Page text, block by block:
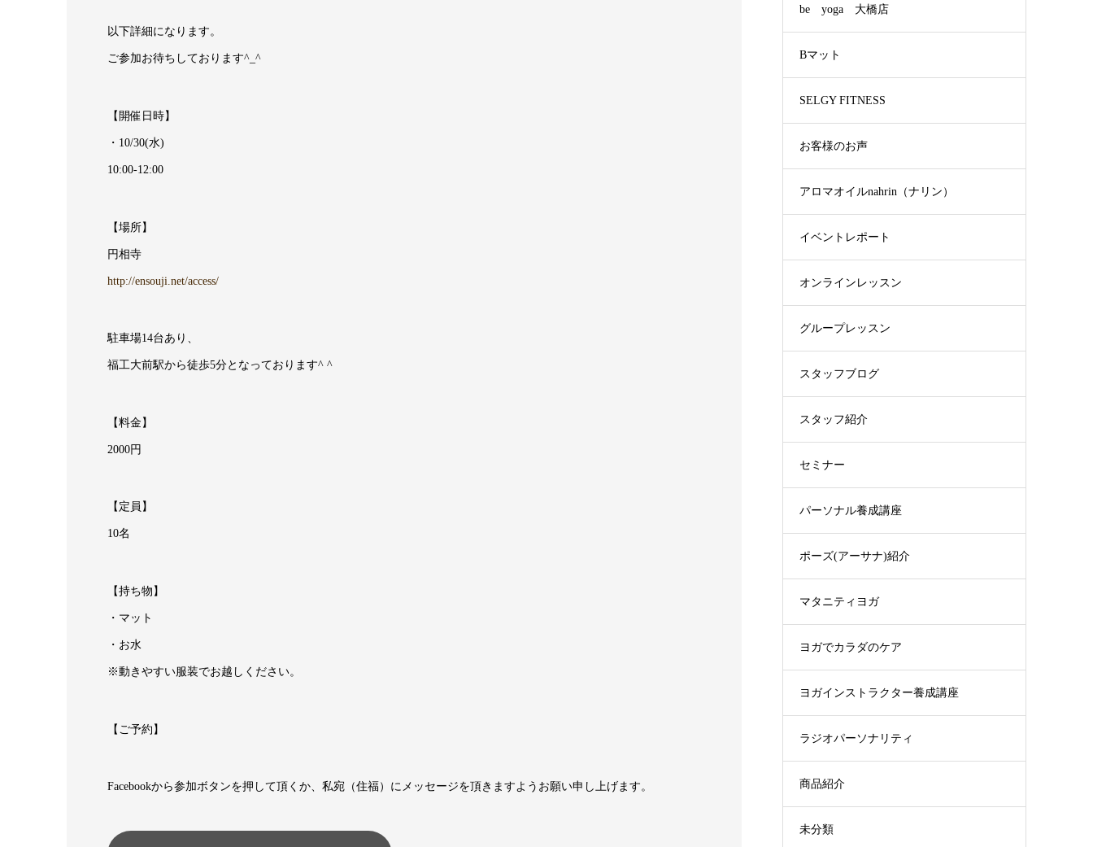
以下詳細になります。
ご参加お待ちしております^_^
【開催日時】
・10/30(水)
10:00-12:00
【場所】
円相寺
http://ensouji.net/access/
駐車場14台あり、
福工大前駅から徒歩5分となっております^ ^
【料金】
2000円
【定員】
10名
【持ち物】
・マット
・お水
※動きやすい服装でお越しください。
【ご予約】
Facebookから参加ボタンを押して頂くか、私宛（住福）にメッセージを頂きますようお願い申し上げます。
be yoga 大橋店
Bマット
SELGY FITNESS
お客様のお声
アロマオイルnahrin（ナリン）
イベントレポート
オンラインレッスン
グループレッスン
スタッフブログ
スタッフ紹介
セミナー
パーソナル養成講座
ポーズ(アーサナ)紹介
マタニティヨガ
ヨガでカラダのケア
ヨガインストラクター養成講座
ラジオパーソナリティ
商品紹介
未分類